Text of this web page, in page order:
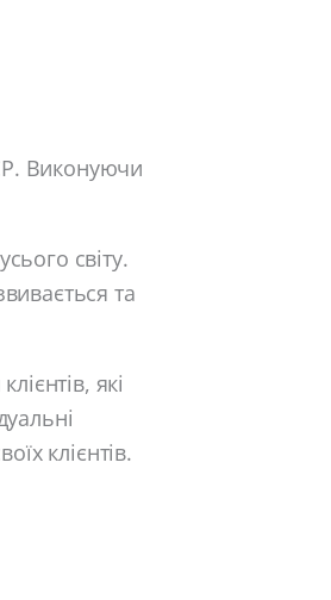
Виконуючи
світу.
та
які
клієнтів.